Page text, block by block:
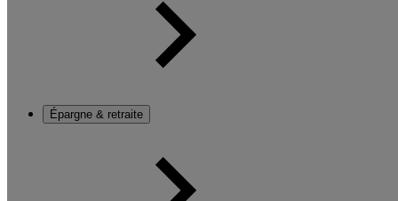
Épargne & retraite